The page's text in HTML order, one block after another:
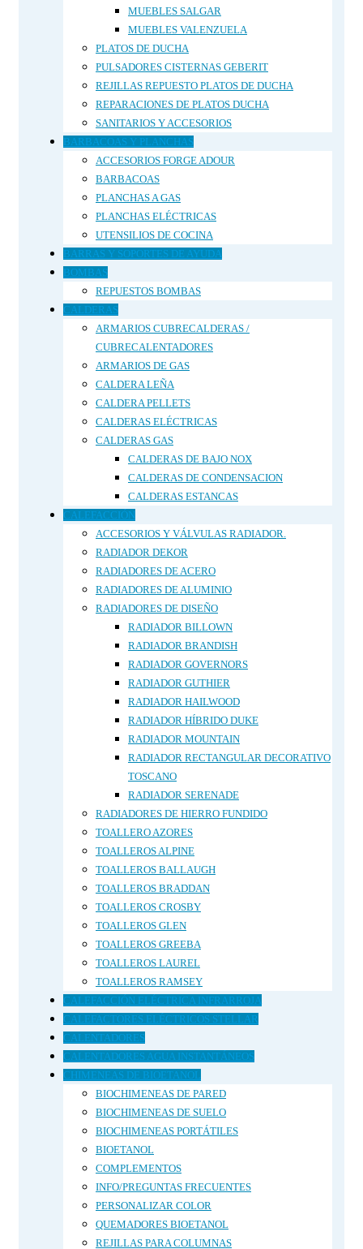
MUEBLES SALGAR
MUEBLES VALENZUELA
PLATOS DE DUCHA
PULSADORES CISTERNAS GEBERIT
REJILLAS REPUESTO PLATOS DE DUCHA
REPARACIONES DE PLATOS DUCHA
SANITARIOS Y ACCESORIOS
BARBACOAS Y PLANCHAS
ACCESORIOS FORGE ADOUR
BARBACOAS
PLANCHAS A GAS
PLANCHAS ELÉCTRICAS
UTENSILIOS DE COCINA
BARRAS Y SOPORTES DE AYUDA
BOMBAS
REPUESTOS BOMBAS
CALDERAS
ARMARIOS CUBRECALDERAS /
CUBRECALENTADORES
ARMARIOS DE GAS
CALDERA LEÑA
CALDERA PELLETS
CALDERAS ELÉCTRICAS
CALDERAS GAS
CALDERAS DE BAJO NOX
CALDERAS DE CONDENSACION
CALDERAS ESTANCAS
CALEFACCIÓN
ACCESORIOS Y VÁLVULAS RADIADOR.
RADIADOR DEKOR
RADIADORES DE ACERO
RADIADORES DE ALUMINIO
RADIADORES DE DISEÑO
RADIADOR BILLOWN
RADIADOR BRANDISH
RADIADOR GOVERNORS
RADIADOR GUTHIER
RADIADOR HAILWOOD
RADIADOR HÍBRIDO DUKE
RADIADOR MOUNTAIN
RADIADOR RECTANGULAR DECORATIVO
TOSCANO
RADIADOR SERENADE
RADIADORES DE HIERRO FUNDIDO
TOALLERO AZORES
TOALLEROS ALPINE
TOALLEROS BALLAUGH
TOALLEROS BRADDAN
TOALLEROS CROSBY
TOALLEROS GLEN
TOALLEROS GREEBA
TOALLEROS LAUREL
TOALLEROS RAMSEY
CALEFACCIÓN ELÉCTRICA INFRARROJA
CALEFACTORES ELÉCTRICOS STELLAR
CALENTADORES
CALENTADORES AGUA INSTANTÁNEOS
CHIMENEAS DE BIOETANOL
BIOCHIMENEAS DE PARED
BIOCHIMENEAS DE SUELO
BIOCHIMENEAS PORTÁTILES
BIOETANOL
COMPLEMENTOS
INFO/PREGUNTAS FRECUENTES
PERSONALIZAR COLOR
QUEMADORES BIOETANOL
REJILLAS PARA COLUMNAS